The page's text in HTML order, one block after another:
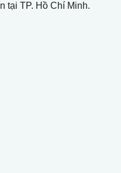
tại TP. Hồ Chí Minh.